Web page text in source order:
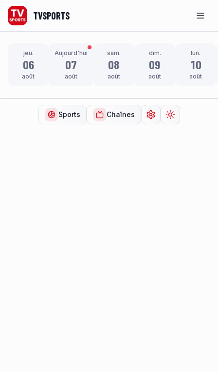
TVSPORTS
jeu.
06
août
Aujourd'hui
07
août
sam.
08
août
dim.
09
août
lun.
10
août
Sports Chaînes Ouvrir lesChanger de